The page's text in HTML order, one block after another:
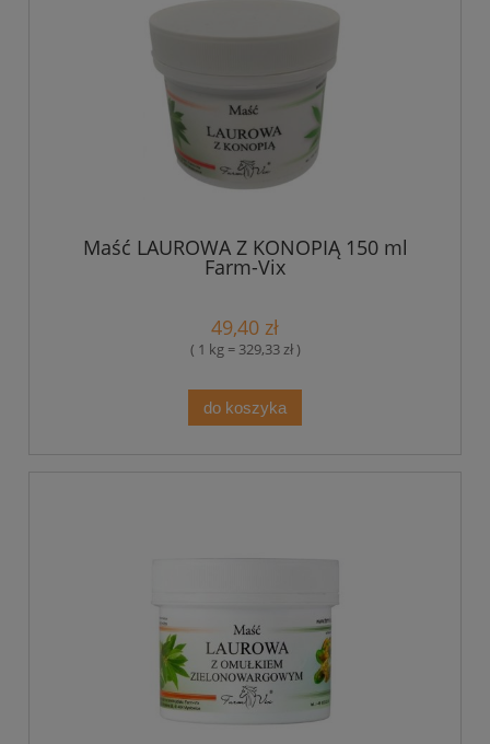
Maść LAUROWA Z KONOPIĄ 150 ml
Farm-Vix
49,40 zł
( 1 kg = 329,33 zł )
do koszyka